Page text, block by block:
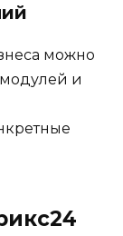
можно
модулей и